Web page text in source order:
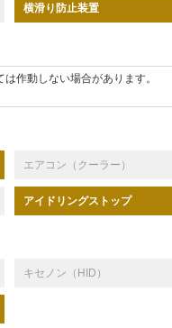
横滑り防止装置
作動しない場合があります。
エアコン（クーラー）
アイドリングストップ
キセノン（HID）